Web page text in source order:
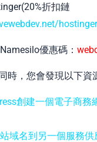
折扣鏈
優惠碼：
時，您會發現以下資
創建一個電子商務
域名到另一個服務供